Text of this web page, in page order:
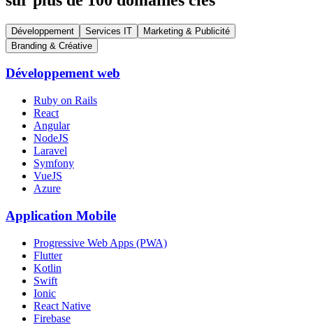
Développement Services IT
Marketing & Publicité
Branding & Créative
Développement web
Ruby on Rails
React
Angular
NodeJS
Laravel
Symfony
VueJS
Azure
Application Mobile
Progressive Web Apps (PWA)
Flutter
Kotlin
Swift
Ionic
React Native
Firebase